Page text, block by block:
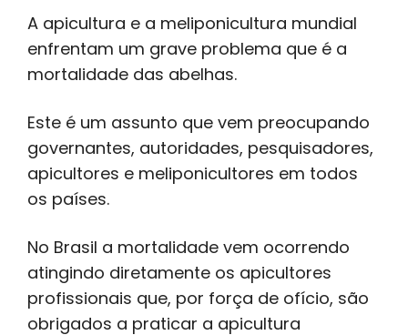
A apicultura e a meliponicultura mundial
enfrentam um grave problema que é a
mortalidade das abelhas.
Este é um assunto que vem preocupando
governantes, autoridades, pesquisadores,
apicultores e meliponicultores em todos
os países.
No Brasil a mortalidade vem ocorrendo
atingindo diretamente os apicultores
profissionais que, por força de ofício, são
obrigados a praticar a apicultura